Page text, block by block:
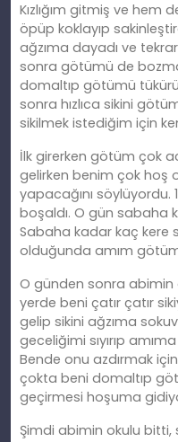
Kızlığım gitmiş ve hem
öpüp koklayıp
ağzıma dayadı ve
sonra götümü de
domaltıp götümü
sonra hızlıca sikini
sikilmek istediğim için
İlk girerken götüm çok
gelirken benim çok hoş
yapacağını
boşaldı. O gün sabaha
Sabaha kadar kaç kere
olduğunda amım
O günden sonra abimin
yerde beni çatır çatır
gelip sikini ağzıma
geceliğimi sıyırıp
Bende onu azdırmak
çokta beni domaltıp
geçirmesi hoşuma
Şimdi abimin okulu bitti,